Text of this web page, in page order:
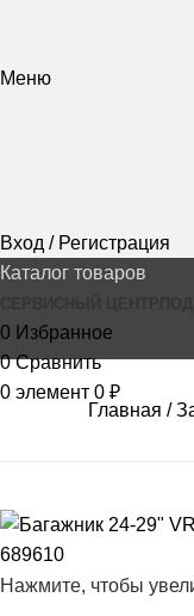
Меню
Вход / Регистрация
Каталог товаров
0 Избранное
0 Сравнить
0 элемент 0 ₽
Главная
Нажмите, чтобы